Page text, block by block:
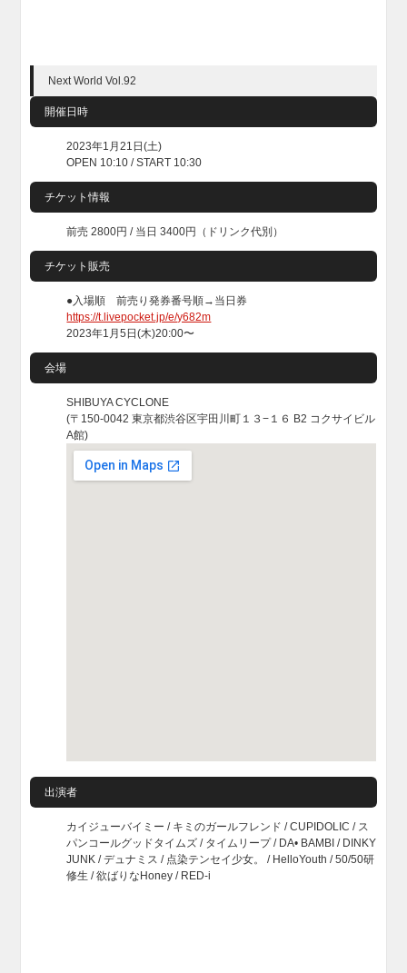
Next World Vol.92
開催日時
2023年1月21日(土)
OPEN 10:10 / START 10:30
チケット情報
前売 2800円 / 当日 3400円（ドリンク代別）
チケット販売
●入場順 前売り発券番号順→当日券
https://t.livepocket.jp/e/y682m
2023年1月5日(木)20:00〜
会場
SHIBUYA CYCLONE
(〒150-0042 東京都渋谷区宇田川町１３−１６ B2 コクサイビル
A館)
出演者
カイジューバイミー / キミのガールフレンド / CUPIDOLIC / ス
パンコールグッドタイムズ / タイムリープ / DA• BAMBI / DINKY
JUNK / デュナミス / 点染テンセイ少女。 / HelloYouth / 50/50研
修生 / 欲ばりなHoney / RED-i